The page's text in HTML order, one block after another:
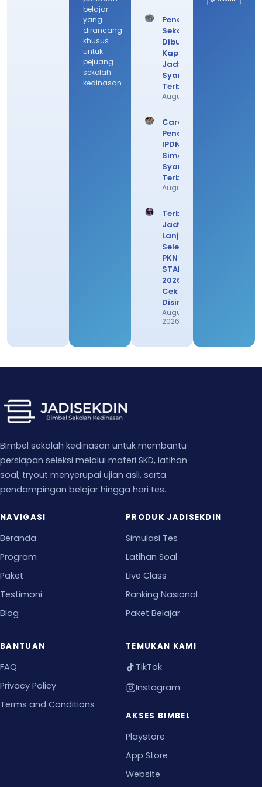
belajar
yang
dirancang
khusus
untuk
pejuang
sekolah
kedinasan.
Pendaftaran
Sekdin
Dibuka
Kapan? Cek
Jadwal
Syarat
Terbarunya
August 4, 2026
Cara Daftar
Pendaftaran
IPDN 2026,
Simak
Syarat
Terbarunya
August 3, 2026
Terbaru!
Jadwal
Lanjutan
Seleksi
PKN
STAN
2026,
Cek
Disini
August 1,
2026
Bimbel sekolah kedinasan untuk membantu
persiapan seleksi melalui materi SKD, latihan
soal, tryout menyerupai ujian asli, serta
pendampingan belajar hingga hari tes.
NAVIGASI
Beranda
Program
Paket
Testimoni
Blog
PRODUK JADISEKDIN
Simulasi Tes
Latihan Soal
Live Class
Ranking Nasional
Paket Belajar
BANTUAN
FAQ
Privacy Policy
Terms and Conditions
TEMUKAN KAMI
TikTok
Instagram
AKSES BIMBEL
Playstore
App Store
Website